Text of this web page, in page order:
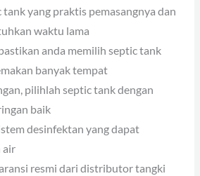
yang praktis pemasangnya dan
waktu lama
anda memilih septic tank
banyak tempat
pilihlah septic tank dengan
baik
desinfektan yang dapat
air
resmi dari distributor tangki